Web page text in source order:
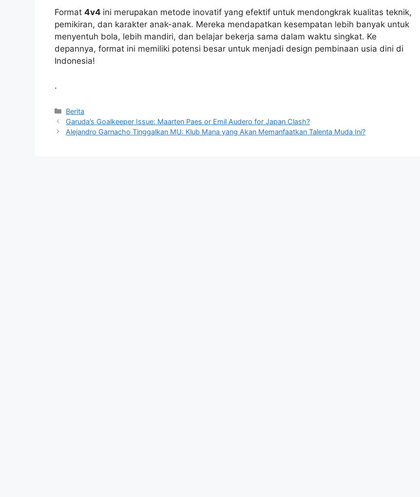
Format 4v4 ini merupakan metode inovatif yang efektif untuk mendongkrak kualitas teknik,
pemikiran, dan karakter anak-anak. Mereka mendapatkan kesempatan lebih banyak untuk
menyentuh bola, lebih mandiri, dan belajar bekerja sama dalam waktu singkat. Ke
depannya, format ini memiliki potensi besar untuk menjadi design pembinaan usia dini di
Indonesia!
.
Kategori
Berita
Garuda’s Goalkeeper Issue: Maarten Paes or Emil Audero for Japan Clash?
Alejandro Garnacho Tinggalkan MU: Klub Mana yang Akan Memanfaatkan Talenta Muda Ini?